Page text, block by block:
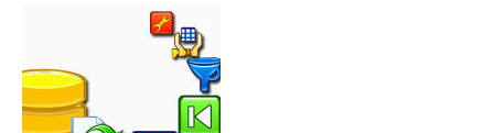
GÜVEN